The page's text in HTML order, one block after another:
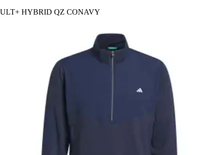
ULT+ HYBRID QZ CONAVY